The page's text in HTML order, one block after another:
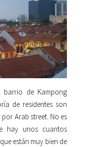
barrio de Kampong
de residentes son
Arab street. No es
hay unos cuantos
están muy bien de